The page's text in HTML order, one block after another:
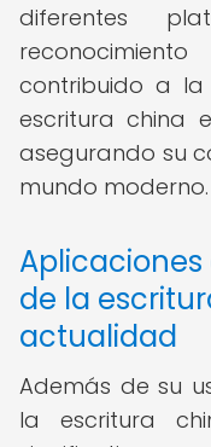
diferentes
contribuido a la
escritura china
asegurando su
mundo moderno.
de la
actualidad
Además de su
la escritura